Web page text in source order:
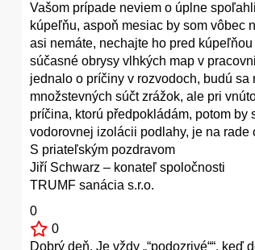
Vašom prípade neviem o úplne
kúpeľňu, aspoň mesiac by som vôbec
asi nemáte, nechajte ho pred
súčasné obrysy vlhkých map v
jednalo o príčiny v rozvodoch, budú
množstevných súčt zrážok, ale pri
príčina, ktorú předpokládám, potom
vodorovnej izolácii podlahy, je na
S priateľským pozdravom
Jiří Schwarz – konateľ spoločnosti
TRUMF sanácia s.r.o.
0
0
Dobrý deň. Je vždy „“podozrivé““,